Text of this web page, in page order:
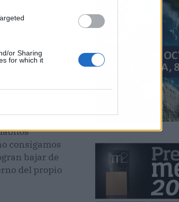
or Sharing
for which it
la visita
que
consigamos
bajar de
del propio